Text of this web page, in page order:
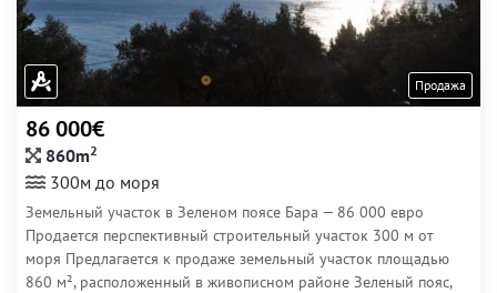
Продажа
86 000€
860m2
300м до моря
Земельный участок в Зеленом поясе Бара — 86 000 евро
Продается перспективный строительный участок 300 м от
моря Предлагается к продаже земельный участок площадью
860 м², расположенный в живописном районе Зеленый пояс,